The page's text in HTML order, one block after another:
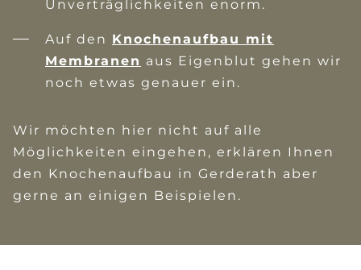
Unverträglichkeiten enorm.
Auf den Knochenaufbau mit
Membranen aus Eigenblut gehen wir
noch etwas genauer ein.
Wir möchten hier nicht auf alle
Möglichkeiten eingehen, erklären Ihnen
den Knochenaufbau in Gerderath aber
gerne an einigen Beispielen.